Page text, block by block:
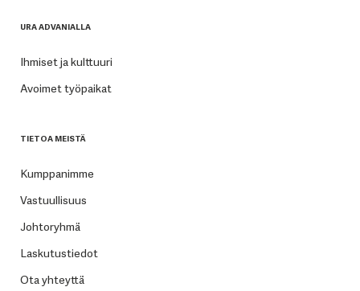
URA ADVANIALLA
Ihmiset ja kulttuuri
Avoimet työpaikat
TIETOA MEISTÄ
Kumppanimme
Vastuullisuus
Johtoryhmä
Laskutustiedot
Ota yhteyttä